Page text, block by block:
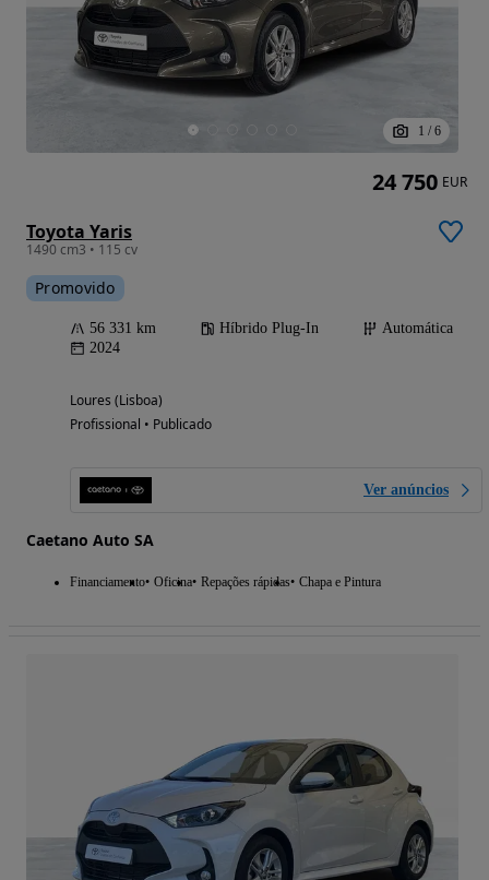
1 / 6
Toyota Yaris
1490 cm3 • 115 cv
Promovido
56 331 km Híbrido Plug-In
Automática
2024
Loures (Lisboa)
Profissional • Publicado
Ver anúncios
Caetano Auto SA
Financiamento Oficina Repações rápidas Chapa e Pintura
24 750 EUR